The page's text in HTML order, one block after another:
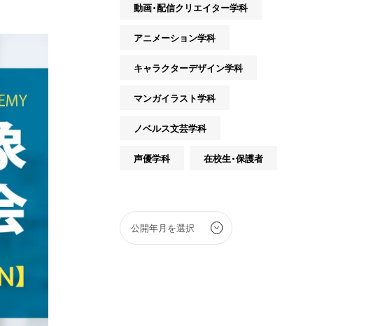
動画・配信クリエイター学科
アニメーション学科
キャラクターデザイン学科
マンガイラスト学科
ノベルス文芸学科
声優学科 在校生・保護者